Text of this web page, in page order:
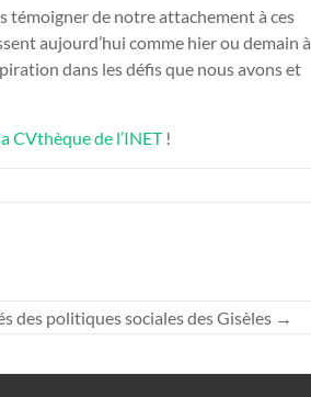
témoigner de notre attachement à ces
aujourd’hui comme hier ou demain à
dans les défis que nous avons et
CVthèque de l’INET!
des politiques sociales des Gisèles →